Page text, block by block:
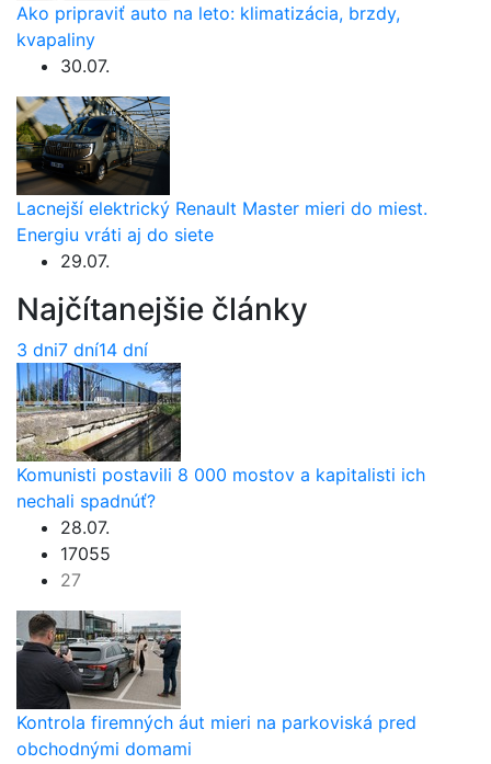
Ako pripraviť auto na leto: klimatizácia, brzdy,
kvapaliny
30.07.
Lacnejší elektrický Renault Master mieri do miest.
Energiu vráti aj do siete
29.07.
Najčítanejšie články
3 dni7 dní14 dní
Komunisti postavili 8 000 mostov a kapitalisti ich
nechali spadnúť?
28.07.
17055
27
Kontrola firemných áut mieri na parkoviská pred
obchodnými domami